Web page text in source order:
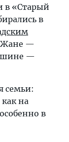
в «Старый
в
Жане —
—
семьи:
на
в